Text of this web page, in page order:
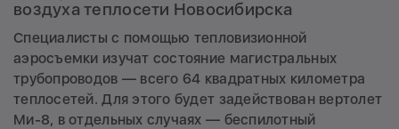
воздуха теплосети Новосибирска
Специалисты с помощью тепловизионной
аэросъемки изучат состояние магистральных
трубопроводов — всего 64 квадратных километра
теплосетей. Для этого будет задействован вертолет
Ми-8, в отдельных случаях — беспилотный